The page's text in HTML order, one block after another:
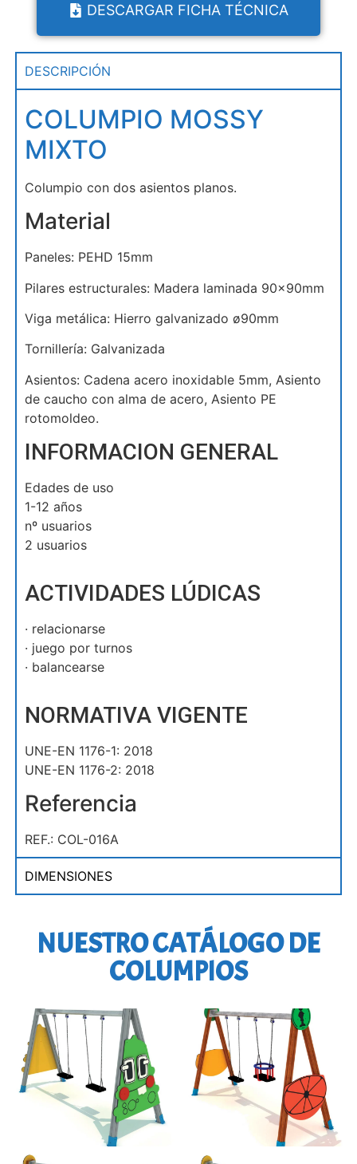
DESCARGAR FICHA TÉCNICA
DESCRIPCIÓN
COLUMPIO MOSSY
MIXTO
Columpio con dos asientos planos.
Material
Paneles: PEHD 15mm
Pilares estructurales: Madera laminada 90x90mm
Viga metálica: Hierro galvanizado ø90mm
Tornillería: Galvanizada
Asientos: Cadena acero inoxidable 5mm, Asiento
de caucho con alma de acero, Asiento PE
rotomoldeo.
INFORMACION GENERAL
Edades de uso
1-12 años
nº usuarios
2 usuarios
ACTIVIDADES LÚDICAS
· relacionarse
· juego por turnos
· balancearse
NORMATIVA VIGENTE
UNE-EN 1176-1: 2018
UNE-EN 1176-2: 2018
Referencia
REF.: COL-016A
DIMENSIONES
NUESTRO CATÁLOGO DE
COLUMPIOS